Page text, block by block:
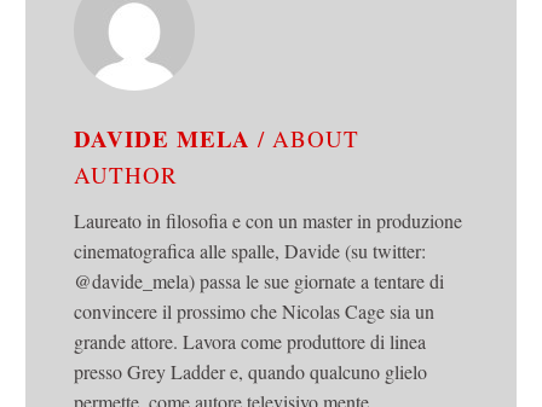
DAVIDE MELA/ ABOUT
AUTHOR
Laureato in filosofia e con un master in produzione
cinematografica alle spalle, Davide (su twitter:
@davide_mela) passa le sue giornate a tentare di
convincere il prossimo che Nicolas Cage sia un
grande attore. Lavora come produttore di linea
presso Grey Ladder e, quando qualcuno glielo
permette, come autore televisivo.mente.